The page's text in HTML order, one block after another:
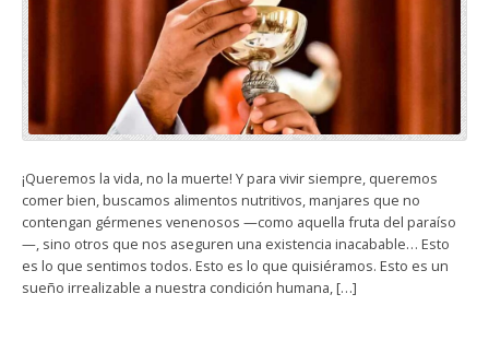
¡Queremos la vida, no la muerte! Y para vivir siempre, queremos
comer bien, buscamos alimentos nutritivos, manjares que no
contengan gérmenes venenosos —como aquella fruta del paraíso
—, sino otros que nos aseguren una existencia inacabable… Esto
es lo que sentimos todos. Esto es lo que quisiéramos. Esto es un
sueño irrealizable a nuestra condición humana, […]